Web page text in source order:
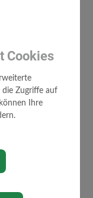
Cookies
Zugriffe auf
Ihre